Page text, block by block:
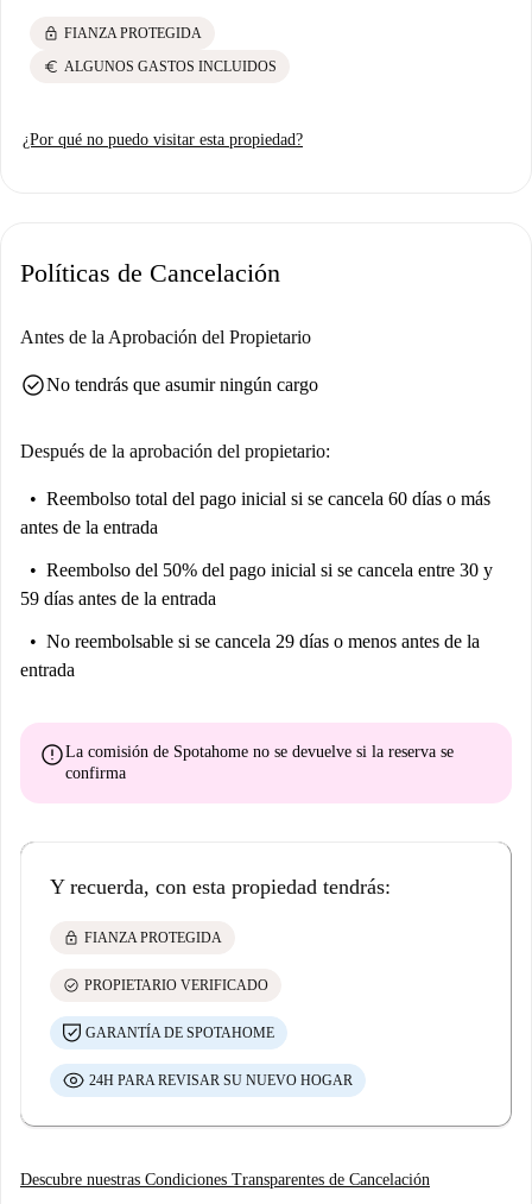
lock FIANZA PROTEGIDA
euro ALGUNOS GASTOS INCLUIDOS
¿Por qué no puedo visitar esta propiedad?
Políticas de Cancelación
Antes de la Aprobación del Propietario
check_circleNo tendrás que asumir ningún cargo
Después de la aprobación del propietario:
Reembolso total del pago inicial si se cancela 60 días o más
antes de la entrada
Reembolso del 50% del pago inicial si se cancela entre 30 y
59 días antes de la entrada
No reembolsable si se cancela 29 días o menos antes de la
entrada
errorLa comisión de Spotahome no se devuelve si la reserva se
confirma
Y recuerda, con esta propiedad tendrás:
lock FIANZA PROTEGIDA
check_circle PROPIETARIO VERIFICADO
GARANTÍA DE SPOTAHOME
24H PARA REVISAR SU NUEVO HOGAR
Descubre nuestras Condiciones Transparentes de Cancelación